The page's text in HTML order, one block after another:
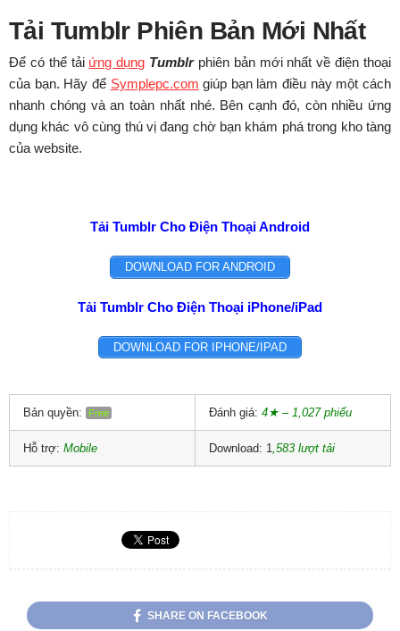
Tải Tumblr Phiên Bản Mới Nhất
Để có thể tải ứng dụng Tumblrphiên bản mới nhất về điện thoại
của bạn. Hãy để Symplepc.com giúp bạn làm điều này một cách
nhanh chóng và an toàn nhất nhé. Bên cạnh đó, còn nhiều ứng
dụng khác vô cùng thú vị đang chờ bạn khám phá trong kho tàng
của website.
Tải Tumblr Cho Điện Thoại Android
DOWNLOAD FOR ANDROID
Tải Tumblr Cho Điện Thoại iPhone/iPad
DOWNLOAD FOR IPHONE/IPAD
Bản quyền: Free Đánh giá: 4★ – 1,027 phiếu
Hỗ trợ: Mobile Download: 1,583 lượt tải
SHARE ON FACEBOOK